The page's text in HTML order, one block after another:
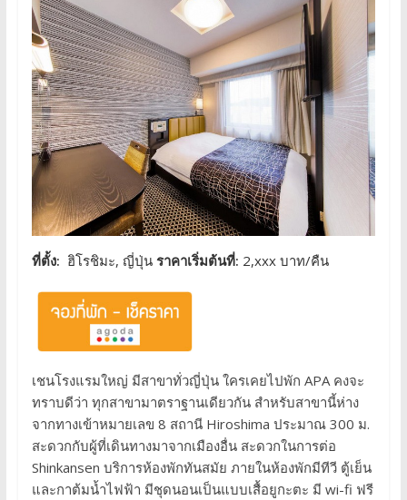
ที่ตั้ง: ฮิโรชิมะ, ญี่ปุ่น ราคาเริ่มต้นที่: 2,xxx บาท/คืน
เชนโรงแรมใหญ่ มีสาขาทั่วญี่ปุ่น ใครเคยไปพัก APA คงจะ
ทราบดีว่า ทุกสาขามาตราฐานเดียวกัน สำหรับสาขานี้ห่าง
จากทางเข้าหมายเลข 8 สถานี Hiroshima ประมาณ 300 ม.
สะดวกกับผู้ที่เดินทางมาจากเมืองอื่น สะดวกในการต่อ
Shinkansen บริการห้องพักทันสมัย ภายในห้องพักมีทีวี ตู้เย็น
และกาต้มน้ำไฟฟ้า มีชุดนอนเป็นแบบเสื้อยูกะตะ มี wi-fi ฟรี